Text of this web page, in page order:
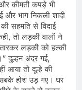
कीमती कपड़े भी
और भाग निकली ​शादी
सहमति से विदाई
तो लड़की वालों ने
लड़की को हल्की
​दुल्हन अंदर गई,
आया तो दूल्हे की
होश उड़ गए। घर